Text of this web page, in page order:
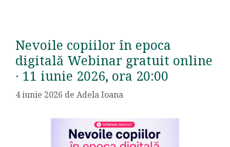
Nevoile copiilor în epoca
digitală Webinar gratuit online
· 11 iunie 2026, ora 20:00
4 iunie 2026 de Adela Ioana